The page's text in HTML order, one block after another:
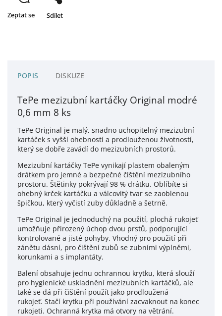
Zeptat se Sdílet
POPIS DISKUZE
TePe mezizubní kartáčky Original modré
0,6 mm 8 ks
TePe Original je malý, snadno uchopitelný mezizubní
kartáček s vyšší ohebností a prodlouženou životností,
který se dobře zavádí do mezizubních prostorů.
Mezizubní kartáčky TePe vynikají plastem obaleným
drátkem pro jemné a bezpečné čištění mezizubního
prostoru. Štětinky pokrývají 98 % drátku. Oblíbíte si
ohebný krček kartáčku a válcovitý tvar se zaoblenou
špičkou, který vyčistí zuby důkladně a šetrně.
TePe Original je jednoduchý na použití, plochá rukojeť
umožňuje přirozený úchop dvou prstů, podporující
kontrolované a jisté pohyby. Vhodný pro použití při
zánětu dásní, pro čištění zubů se zubními výplněmi,
korunkami a s implantáty.
Balení obsahuje jednu ochrannou krytku, která slouží
pro hygienické uskladnění mezizubních kartáčků, ale
také se dá při čištění použít jako prodloužená
rukojeť. Stačí krytku při používání zacvaknout na konec
rukojeti. Ochranná krytka má otvory na větrání.